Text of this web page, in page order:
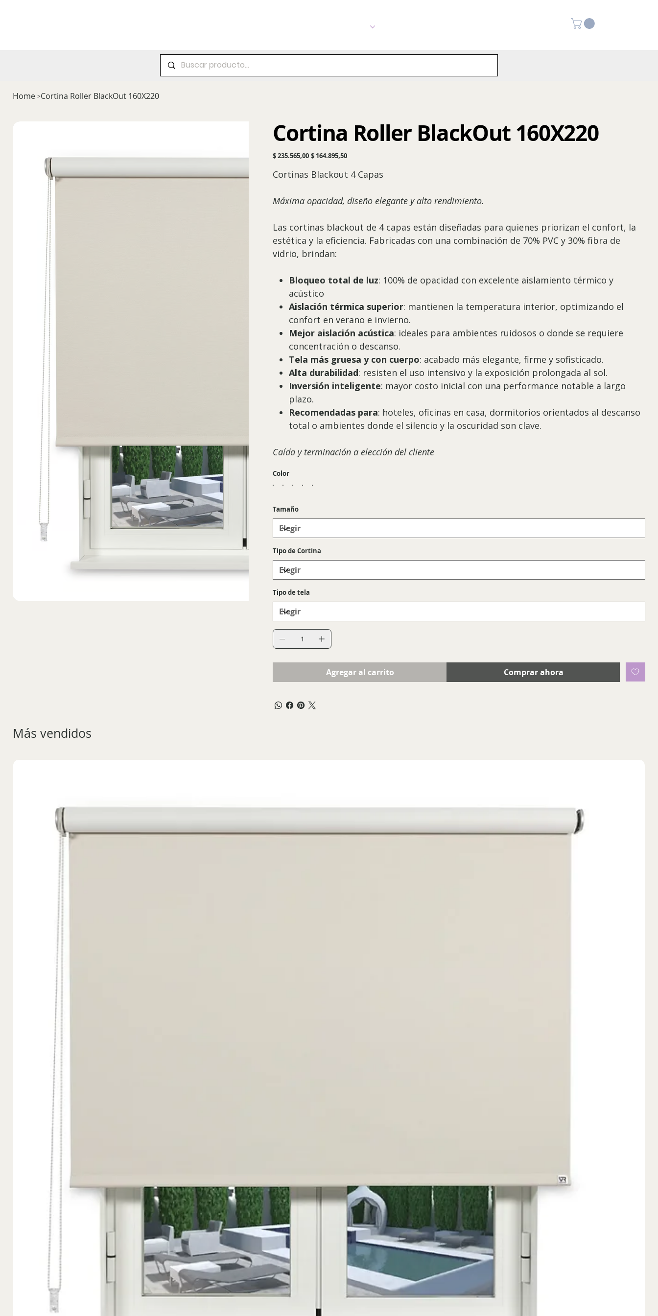
Home >Cortina Roller BlackOut 160X220
Cortina Roller BlackOut 160X220
Precio
original
$ 235.565,00 Precio
de
$ 164.895,50
Cortinas Blackout 4 Capas
Máxima opacidad, diseño elegante y alto rendimiento.
Las cortinas blackout de 4 capas están diseñadas para quienes priorizan el confort, la
estética y la eficiencia. Fabricadas con una combinación de 70% PVC y 30% fibra de
vidrio, brindan:
Bloqueo total de luz: 100% de opacidad con excelente aislamiento térmico y
acústico
Aislación térmica superior: mantienen la temperatura interior, optimizando el
confort en verano e invierno.
Mejor aislación acústica: ideales para ambientes ruidosos o donde se requiere
concentración o descanso.
Tela más gruesa y con cuerpo: acabado más elegante, firme y sofisticado.
Alta durabilidad: resisten el uso intensivo y la exposición prolongada al sol.
Inversión inteligente: mayor costo inicial con una performance notable a largo
plazo.
Recomendadas para: hoteles, oficinas en casa, dormitorios orientados al descanso
total o ambientes donde el silencio y la oscuridad son clave.
Caída y terminación a elección del cliente
Color
Tamaño
Tipo de Cortina
Tipo de tela
Agregar al carrito Comprar ahora
Más vendidos